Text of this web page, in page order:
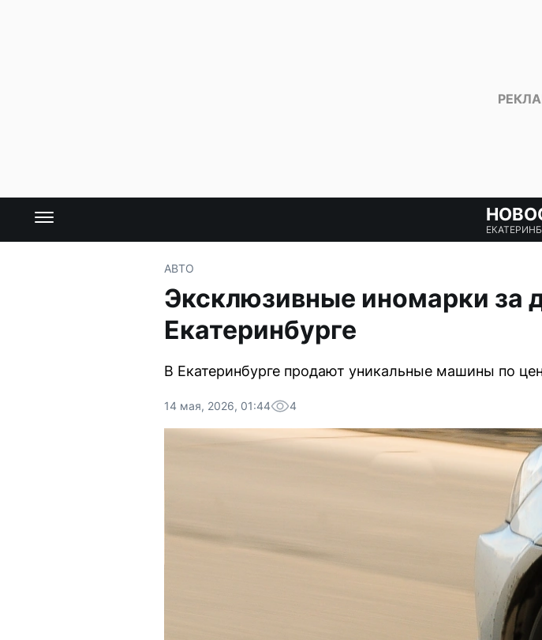
АВТО
Эксклюзивные иномарки за
Екатеринбурге
В Екатеринбурге продают уникальные машины по
14 мая, 2026, 01:44 4